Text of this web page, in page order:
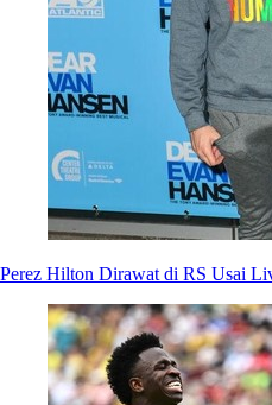
Perez Hilton Dirawat di RS Usai